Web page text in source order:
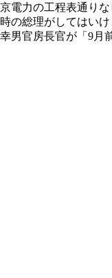
力の工程表通りな
総理がしてはい
男官房長官が「9月